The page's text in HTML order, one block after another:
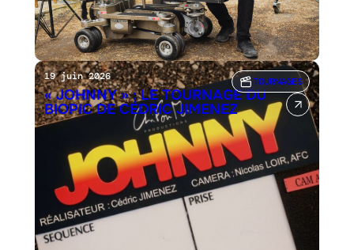
TOURNAGES
19 juin 2026
« JOHNNY » : LE TOURNAGE DU
BIOPIC DE CÉDRIC JIMENEZ